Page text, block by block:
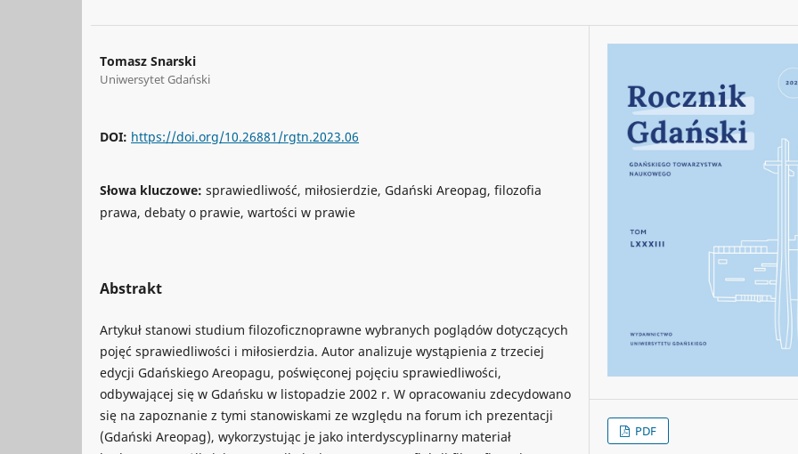
Tomasz Snarski
Uniwersytet Gdański
DOI: https://doi.org/10.26881/rgtn.2023.06
Słowa kluczowe: sprawiedliwość, miłosierdzie, Gdański Areopag, filozofia
prawa, debaty o prawie, wartości w prawie
Abstrakt
Artykuł stanowi studium filozoficznoprawne wybranych poglądów dotyczących
pojęć sprawiedliwości i miłosierdzia. Autor analizuje wystąpienia z trzeciej
edycji Gdańskiego Areopagu, poświęconej pojęciu sprawiedliwości,
odbywającej się w Gdańsku w listopadzie 2002 r. W opracowaniu zdecydowano
się na zapoznanie z tymi stanowiskami ze względu na forum ich prezentacji
(Gdański Areopag), wykorzystując je jako interdyscyplinarny materiał
PDF